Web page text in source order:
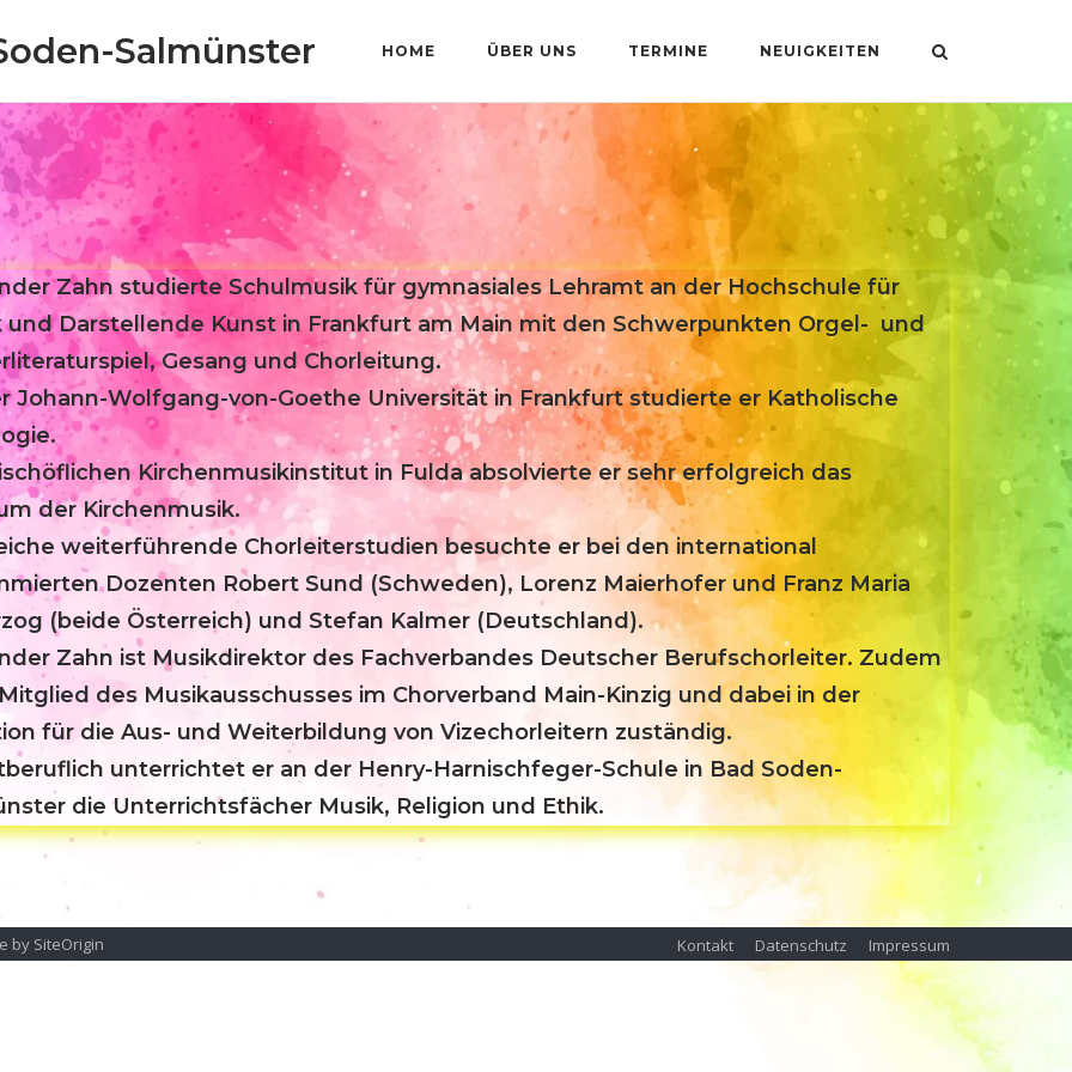
Salmünster HOME ÜBER UNS TERMINE NEUIGKEITEN
Zahn studierte Schulmusik für gymnasiales Lehramt an der Hochschule für
und Darstellende Kunst in Frankfurt am Main mit den Schwerpunkten Orgel- und
Gesang und Chorleitung.
Johann-Wolfgang-von-Goethe Universität in Frankfurt studierte er Katholische
Kirchenmusikinstitut in Fulda absolvierte er sehr erfolgreich das
der Kirchenmusik.
weiterführende Chorleiterstudien besuchte er bei den international
Dozenten Robert Sund (Schweden), Lorenz Maierhofer und Franz Maria
(beide Österreich) und Stefan Kalmer (Deutschland).
Zahn ist Musikdirektor des Fachverbandes Deutscher Berufschorleiter. Zudem
des Musikausschusses im Chorverband Main-Kinzig und dabei in der
für die Aus- und Weiterbildung von Vizechorleitern zuständig.
unterrichtet er an der Henry-Harnischfeger-Schule in Bad Soden-
die Unterrichtsfächer Musik, Religion und Ethik.
by SiteOrigin Kontakt Datenschutz Impressum